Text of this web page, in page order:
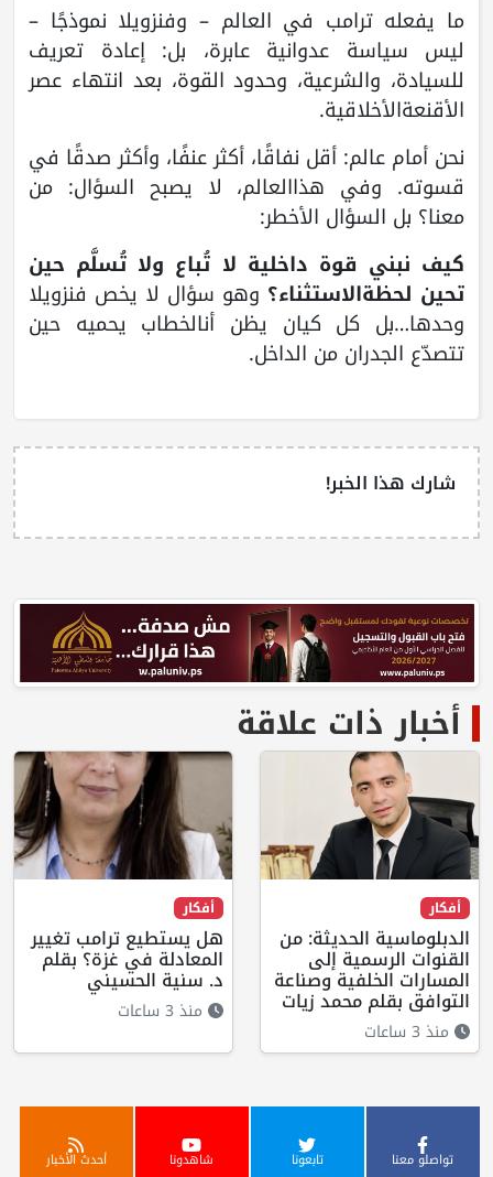
ما يفعله ترامب في العالم – وفنزويلا نموذجًا –
ليس سياسة عدوانية عابرة، بل: إعادة تعريف
للسيادة، والشرعية، وحدود القوة، بعد انتهاء عصر
الأقنعةالأخلاقية.
نحن أمام عالم: أقل نفاقًا، أكثر عنفًا، وأكثر صدقًا في
قسوته. وفي هذاالعالم، لا يصبح السؤال: من
معنا؟ بل السؤال الأخطر:
كيف نبني قوة داخلية لا تُباع ولا تُسلَّم حين
تحين لحظةالاستثناء؟ وهو سؤال لا يخص فنزويلا
وحدها…بل كل كيان يظن أنالخطاب يحميه حين
تتصدّع الجدران من الداخل.
شارك هذا الخبر!
أخبار ذات علاقة
أفكار
الدبلوماسية الحديثة: من
القنوات الرسمية إلى
المسارات الخلفية وصناعة
التوافق بقلم محمد زيات
منذ 3 ساعات
أفكار
هل يستطيع ترامب تغيير
المعادلة في غزة؟ بقلم
د. سنية الحسيني
منذ 3 ساعات
تواصلو معنا تابعونا شاهدونا أحدث الأخبار